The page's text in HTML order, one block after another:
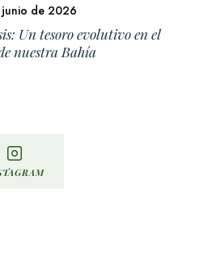
de 2026
Un tesoro evolutivo en el
nuestra Bahía